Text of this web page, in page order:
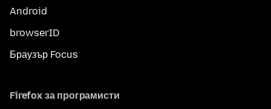
Android
browserID
Браузър Focus
Firefox за програмисти